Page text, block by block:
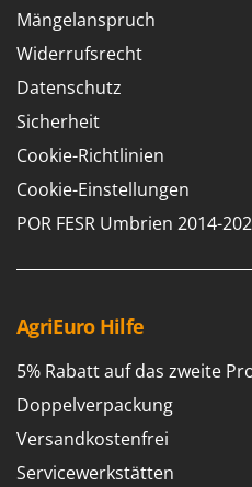
Mängelanspruch
Widerrufsrecht
Datenschutz
Sicherheit
Cookie-Richtlinien
Cookie-Einstellungen
POR FESR Umbrien 2014-
AgriEuro Hilfe
5% Rabatt auf das zweite
Doppelverpackung
Versandkostenfrei
Servicewerkstätten